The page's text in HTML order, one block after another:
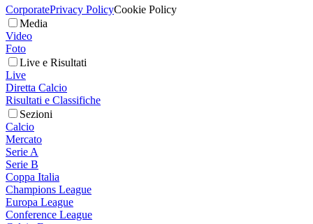
CorporatePrivacy PolicyCookie Policy
Media
Video
Foto
Live e Risultati
Live
Diretta Calcio
Risultati e Classifiche
Sezioni
Calcio
Mercato
Serie A
Serie B
Coppa Italia
Champions League
Europa League
Conference League